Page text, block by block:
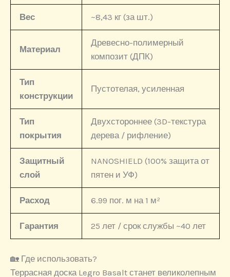
Вес ~8,43 кг (за шт.)
Материал
Древесно-полимерный
композит (ДПК)
Тип
конструкции
Пустотелая, усиленная
Тип
покрытия
Двухстороннее (3D-текстура
дерева / рифление)
Защитный
слой
NANOSHIELD (100% защита от
пятен и УФ)
Расход 6.99 пог. м на 1 м²
Гарантия 25 лет / срок службы ~40 лет
🏡 Где использовать?
Террасная доска Legro Basalt станет великолепным